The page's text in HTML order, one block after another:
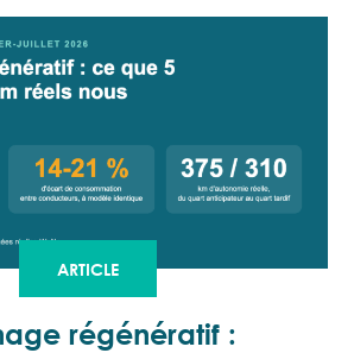
ARTICLE
régénératif :